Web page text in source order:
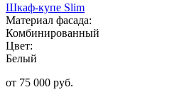
Шкаф-купе Slim
Материал фасада:
Комбинированный
Цвет:
Белый
от 75 000 руб.